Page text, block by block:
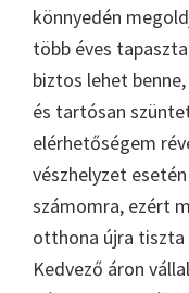
könnyedén
több éves
biztos lehet
és tartósan
elérhetőségem
vészhelyzet
számomra, ezért
otthona újra tiszta
Kedvező áron